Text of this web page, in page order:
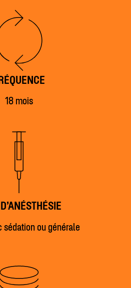
18 mois
sédation ou générale